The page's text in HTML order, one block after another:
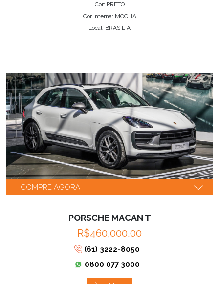
Cor: PRETO
Cor interna: MOCHA
Local: BRASILIA
COMPRE AGORA
PORSCHE MACAN T
R$460,000.00
(61) 3222-8050
0800 077 3000